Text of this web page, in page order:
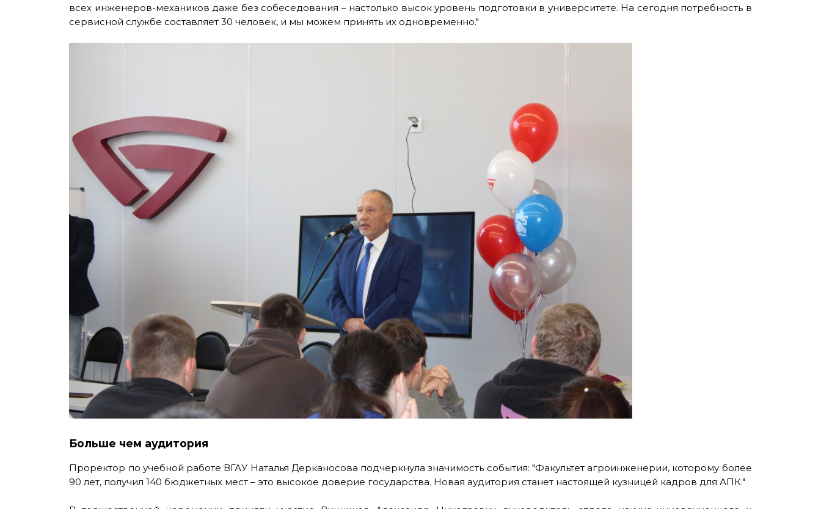
всех инженеров-механиков даже без собеседования – настолько высок уровень подготовки в университете. На сегодня потребность в
сервисной службе составляет 30 человек, и мы можем принять их одновременно."
Больше чем аудитория
Проректор по учебной работе ВГАУ Наталья Дерканосова подчеркнула значимость события: "Факультет агроинженерии, которому более
90 лет, получил 140 бюджетных мест – это высокое доверие государства. Новая аудитория станет настоящей кузницей кадров для АПК."